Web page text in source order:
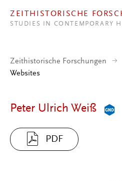
ZEITHISTORISCHE
STUDIES IN CONTEMPORARY
Zeithistorische Forschungen
Websites
Peter Ulrich Weiß
PDF